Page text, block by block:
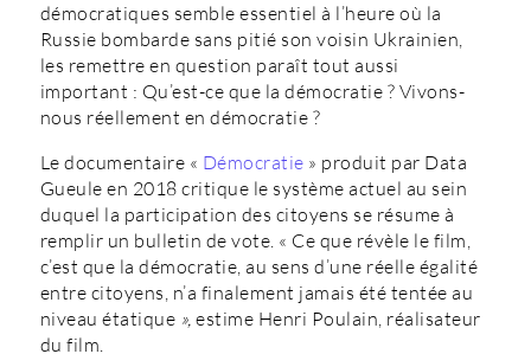
démocratiques semble essentiel à l’heure où la
Russie bombarde sans pitié son voisin Ukrainien,
les remettre en question paraît tout aussi
important : Qu’est-ce que la démocratie ? Vivons-
nous réellement en démocratie ?
Le documentaire « Démocratie » produit par Data
Gueule en 2018 critique le système actuel au sein
duquel la participation des citoyens se résume à
remplir un bulletin de vote. « Ce que révèle le film,
c’est que la démocratie, au sens d’une réelle égalité
entre citoyens, n’a finalement jamais été tentée au
niveau étatique », estime Henri Poulain, réalisateur
du film.